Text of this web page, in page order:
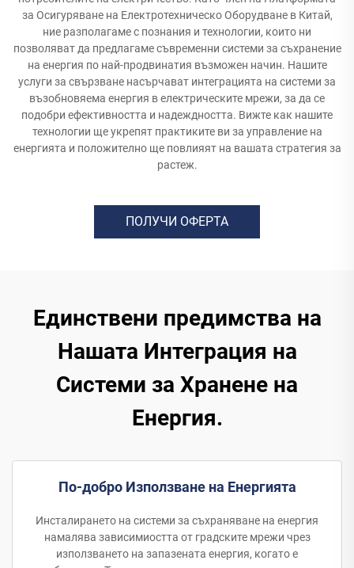
за Осигуряване на Електротехническо Оборудване в Китай,
ние разполагаме с познания и технологии, които ни
позволяват да предлагаме съвременни системи за съхранение
на енергия по най-продвинатия възможен начин. Нашите
услуги за свързване насърчават интеграцията на системи за
възобновяема енергия в електрическите мрежи, за да се
подобри ефективността и надеждността. Вижте как нашите
технологии ще укрепят практиките ви за управление на
енергията и положително ще повлияят на вашата стратегия за
растеж.
ПОЛУЧИ ОФЕРТА
Единствени предимства на
Нашата Интеграция на
Системи за Хранене на
Енергия.
По-добро Използване на Енергията
Инсталирането на системи за съхраняване на енергия
намалява зависимиостта от градските мрежи чрез
използването на запазената енергия, когато е